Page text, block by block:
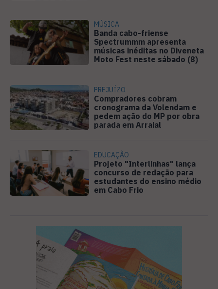
MÚSICA
Banda cabo-friense
Spectrummm apresenta
músicas inéditas no Diveneta
Moto Fest neste sábado (8)
PREJUÍZO
Compradores cobram
cronograma da Volendam e
pedem ação do MP por obra
parada em Arraial
EDUCAÇÃO
Projeto "Interlinhas" lança
concurso de redação para
estudantes do ensino médio
em Cabo Frio